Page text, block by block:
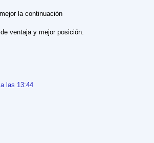
la continuación
ventaja y mejor posición.
las 13:44